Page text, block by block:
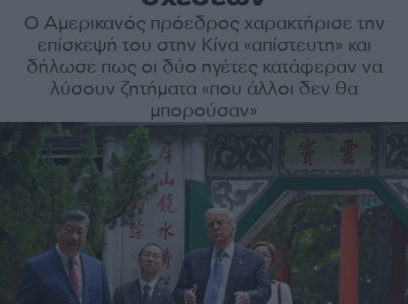
Ο Αμερικανός πρόεδρος χαρακτήρισε την
επίσκεψή του στην Κίνα «απίστευτη» και
δήλωσε πως οι δύο ηγέτες κατάφεραν να
λύσουν ζητήματα «που άλλοι δεν θα
μπορούσαν»